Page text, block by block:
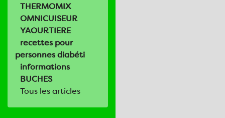
THERMOMIX
OMNICUISEUR
YAOURTIERE
recettes pour
personnes diabéti
informations
BUCHES
Tous les articles